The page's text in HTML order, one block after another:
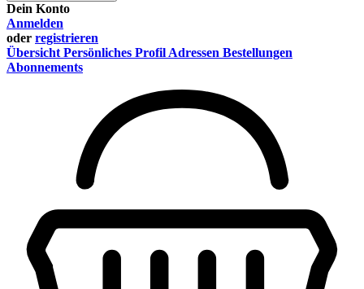
Dein Konto
Anmelden
oder registrieren
Übersicht Persönliches Profil Adressen Bestellungen
Abonnements